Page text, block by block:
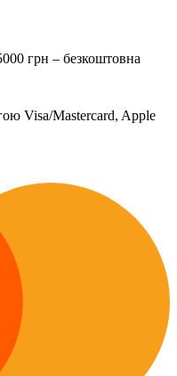
грн – безкоштовна
Visa/Mastercard, Apple